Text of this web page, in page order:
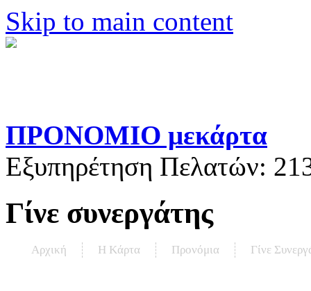
Skip to main content
ΠΡΟΝΟΜΙΟ μεκάρτα
Εξυπηρέτηση Πελατών:
Γίνε συνεργάτης
Αρχική Η Kάρτα Προνόμια Γίνε